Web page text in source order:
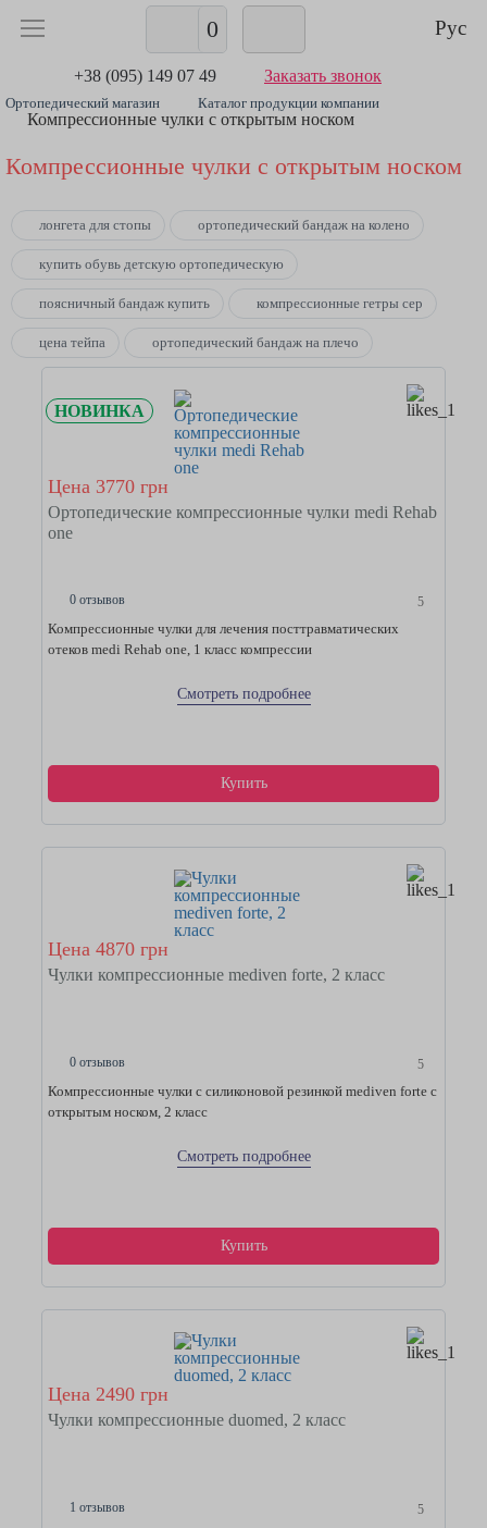
0 Рус
+38 (095) 149 07 49 Заказать звонок
Ортопедический магазин Каталог продукции компании
Компрессионные чулки с открытым носком
Компрессионные чулки с открытым носком
лонгета для стопы ортопедический бандаж на колено
купить обувь детскую ортопедическую
поясничный бандаж купить компрессионные гетры cep
цена тейпа ортопедический бандаж на плечо
НОВИНКА
Цена 3770 грн
Ортопедические компрессионные чулки medi Rehab
one
0 отзывов 5
Компрессионные чулки для лечения посттравматических
отеков medi Rehab one, 1 класс компрессии
Смотреть подробнее
Купить
Цена 4870 грн
Чулки компрессионные mediven forte, 2 класс
0 отзывов 5
Компрессионные чулки с силиконовой резинкой mediven forte с
открытым носком, 2 класс
Смотреть подробнее
Купить
Цена 2490 грн
Чулки компрессионные duomed, 2 класс
1 отзывов 5